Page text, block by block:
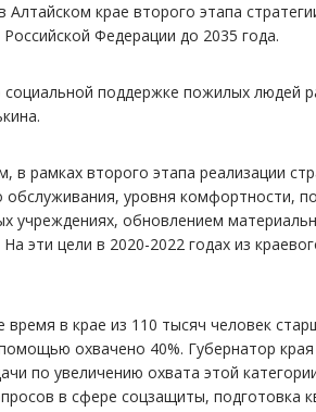
Алтайском крае второго этапа
Федерации до 2035 года.
поддержке пожилых людей
в рамках второго этапа реализации
обслуживания, уровня комфортности,
учреждениях, обновлением
эти цели в 2020-2022 годах из
время в крае из 110 тысяч человек
охвачено 40%. Губернатор
по увеличению охвата этой
в сфере соцзащиты, подготовка